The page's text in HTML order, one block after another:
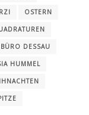
OSTERN
DESSAU
HUMMEL